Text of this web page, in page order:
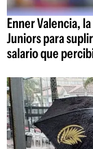
Enner Valencia,
Juniors para
salario que